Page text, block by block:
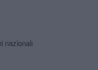
nazionali